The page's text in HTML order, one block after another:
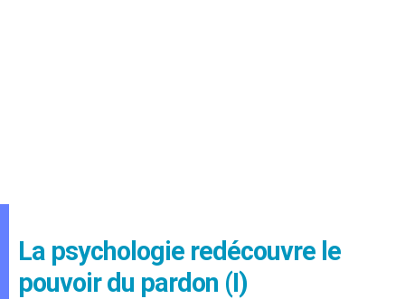
La psychologie redécouvre le
pouvoir du pardon (I)